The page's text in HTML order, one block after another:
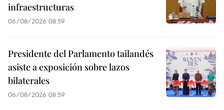
infraestructuras
06/08/2026 08:59
Presidente del Parlamento tailandés
asiste a exposición sobre lazos
bilaterales
06/08/2026 08:59